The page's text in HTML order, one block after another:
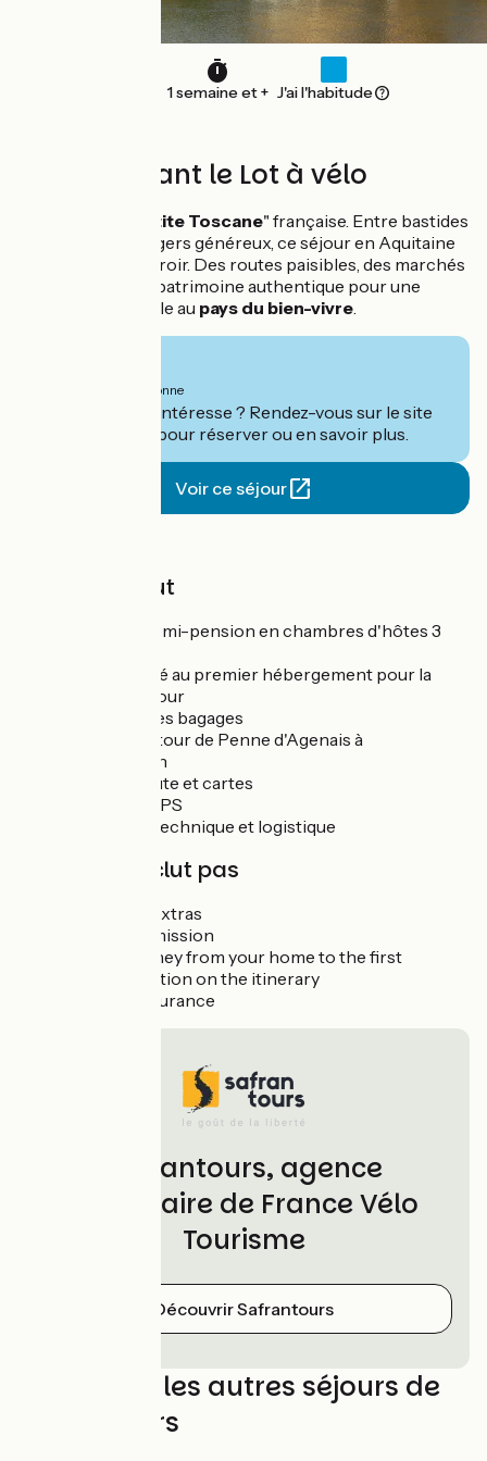
1 semaine et + J'ai l'habitude
En remontant le Lot à vélo
Petite Toscane" française. Entre bastides
médiévales et vergers généreux, ce séjour en Aquitaine
est une ode au terroir. Des routes paisibles, des marchés
gourmands et un patrimoine authentique pour une
déconnexion totale au pays du bien-vivre.
par personne
Ce séjour vous intéresse ? Rendez-vous sur le site
pour réserver ou en savoir plus.
Voir ce séjour
Le prix inclut
6 nuits en demi-pension en chambres d'hôtes 3
Parking privé au premier hébergement pour la
durée du séjour
Transport des bagages
Transfert retour de Penne d'Agenais à
Castelmoron
Livret de route et cartes
Les traces GPS
Assistance technique et logistique
Le prix n'inclut pas
Drinks and extras
Museum admission
Return journey from your home to the first
accommodation on the itinerary
Optional insurance
Safrantours, agence
partenaire de France Vélo
Tourisme
Découvrir Safrantours
Découvrez les autres séjours de
Safrantours